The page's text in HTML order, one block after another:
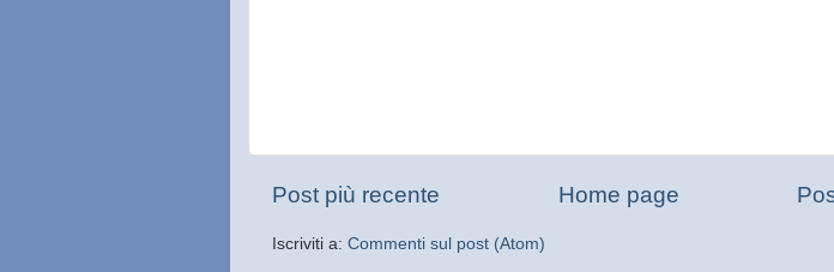
Post più recente Home page
Iscriviti a: Commenti sul post (Atom)